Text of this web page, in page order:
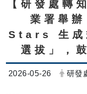
【研發處轉
業署舉
Stars 生成
選拔」，
日期：
2026-05-26 發布
研發